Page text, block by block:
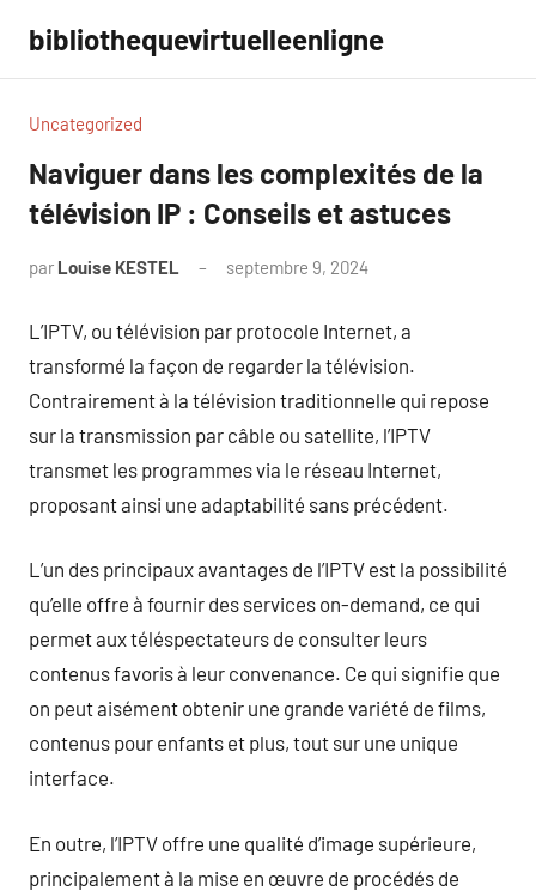
contenu
bibliothequevirtuelleenligne
Uncategorized
Naviguer dans les complexités de la
télévision IP : Conseils et astuces
par Louise KESTEL septembre 9, 2024
L’IPTV, ou télévision par protocole Internet, a
transformé la façon de regarder la télévision.
Contrairement à la télévision traditionnelle qui repose
sur la transmission par câble ou satellite, l’IPTV
transmet les programmes via le réseau Internet,
proposant ainsi une adaptabilité sans précédent.
L’un des principaux avantages de l’IPTV est la possibilité
qu’elle offre à fournir des services on-demand, ce qui
permet aux téléspectateurs de consulter leurs
contenus favoris à leur convenance. Ce qui signifie que
on peut aisément obtenir une grande variété de films,
contenus pour enfants et plus, tout sur une unique
interface.
En outre, l’IPTV offre une qualité d’image supérieure,
principalement à la mise en œuvre de procédés de